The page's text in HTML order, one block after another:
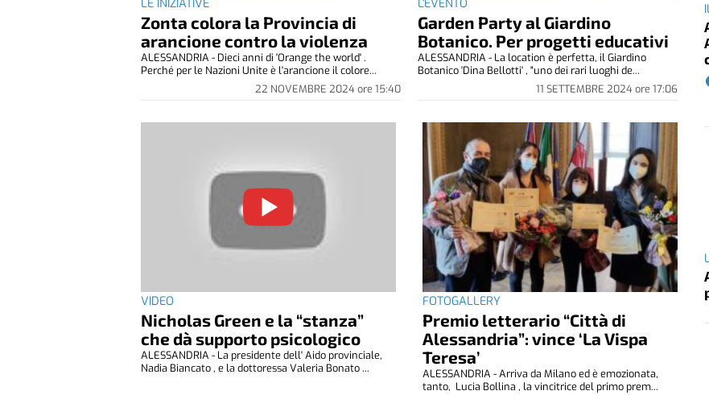
LE INIZIATIVE
Zonta colora la Provincia di
arancione contro la violenza
22 NOVEMBRE 2024ore 15:40
ALESSANDRIA - Dieci anni di 'Orange the world' .
Perché per le Nazioni Unite è l'arancione il colore...
L'EVENTO
Garden Party al Giardino
Botanico. Per progetti educativi
11 SETTEMBRE 2024ore 17:06
ALESSANDRIA - La location è perfetta, il Giardino
Botanico 'Dina Bellotti' , "uno dei rari luoghi de...
VIDEO
Nicholas Green e la “stanza”
che dà supporto psicologico
ALESSANDRIA - La presidente dell' Aido provinciale,
Nadia Biancato , e la dottoressa Valeria Bonato ...
FOTOGALLERY
Premio letterario “Città di
Alessandria”: vince ‘La Vispa
Teresa’
ALESSANDRIA - Arriva da Milano ed è emozionata,
tanto, Lucia Bollina , la vincitrice del primo prem...